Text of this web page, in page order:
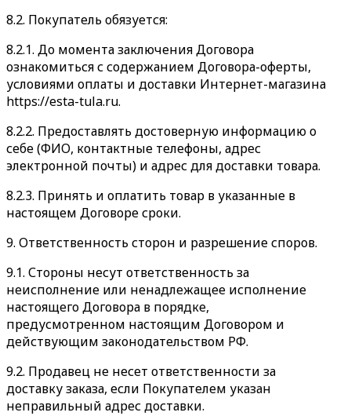
8.2. Покупатель обязуется:
8.2.1. До момента заключения Договора
ознакомиться с содержанием Договора-оферты,
условиями оплаты и доставки Интернет-магазина
https://esta-tula.ru.
8.2.2. Предоставлять достоверную информацию о
себе (ФИО, контактные телефоны, адрес
электронной почты) и адрес для доставки товара.
8.2.3. Принять и оплатить товар в указанные в
настоящем Договоре сроки.
9. Ответственность сторон и разрешение споров.
9.1. Стороны несут ответственность за
неисполнение или ненадлежащее исполнение
настоящего Договора в порядке,
предусмотренном настоящим Договором и
действующим законодательством РФ.
9.2. Продавец не несет ответственности за
доставку заказа, если Покупателем указан
неправильный адрес доставки.